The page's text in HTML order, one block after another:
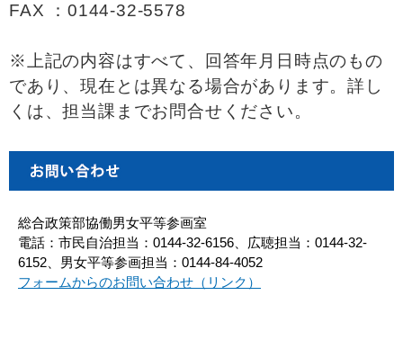
FAX ：0144-32-5578
※上記の内容はすべて、回答年月日時点のもの
であり、現在とは異なる場合があります。詳し
くは、担当課までお問合せください。
総合政策部協働男女平等参画室
電話：市民自治担当：0144-32-6156、広聴担当：0144-32-
6152、男女平等参画担当：0144-84-4052
フォームからのお問い合わせ（リンク）